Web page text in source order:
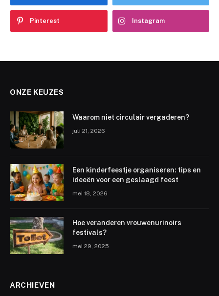
Pinterest Instagram
ONZE KEUZES
Waarom niet circulair vergaderen?
juli 21, 2026
Een kinderfeestje organiseren: tips en
ideeën voor een geslaagd feest
mei 18, 2026
Hoe veranderen vrouwenurinoirs
festivals?
mei 29, 2025
ARCHIEVEN